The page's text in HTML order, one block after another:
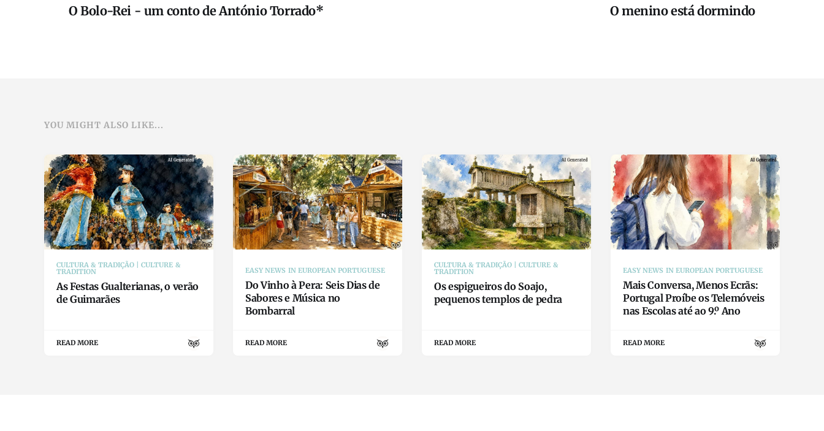
O Bolo-Rei - um conto de António Torrado* O menino está dormindo
YOU MIGHT ALSO LIKE...
CULTURA & TRADIÇÃO | CULTURE &
TRADITION
As Festas Gualterianas, o verão
de Guimarães
READ MORE
EASY NEWS IN EUROPEAN PORTUGUESE
Do Vinho à Pera: Seis Dias de
Sabores e Música no
Bombarral
READ MORE
CULTURA & TRADIÇÃO | CULTURE &
TRADITION
Os espigueiros do Soajo,
pequenos templos de pedra
READ MORE
EASY NEWS IN EUROPEAN PORTUGUESE
Mais Conversa, Menos Ecrãs:
Portugal Proíbe os Telemóveis
nas Escolas até ao 9.º Ano
READ MORE